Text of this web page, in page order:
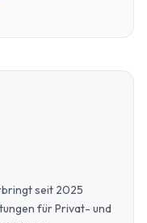
seit 2025
für Privat- und